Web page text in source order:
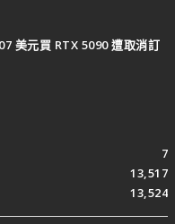
美元買 RTX 5090 遭取消訂
7
13,517
13,524